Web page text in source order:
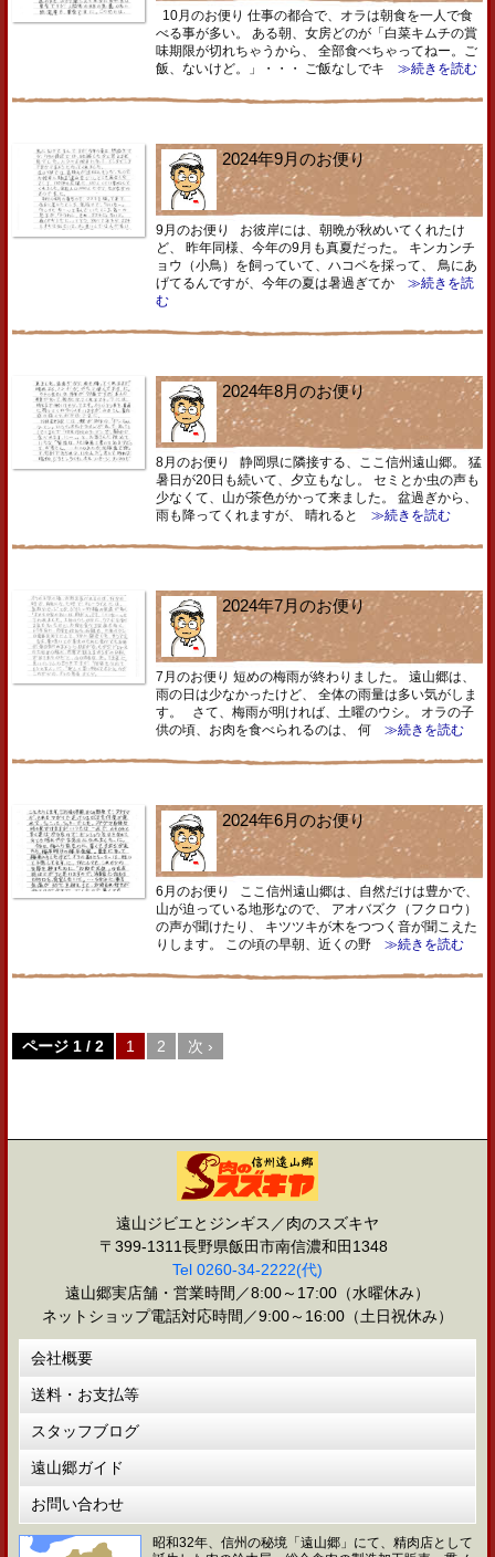
10月のお便り 仕事の都合で、オラは朝食を一人で食
べる事が多い。 ある朝、女房どのが「白菜キムチの賞
味期限が切れちゃうから、 全部食べちゃってねー。ご
飯、ないけど。」・・・ ご飯なしでキ
≫続きを読む
2024年9月のお便り
9月のお便り お彼岸には、朝晩が秋めいてくれたけ
ど、 昨年同様、今年の9月も真夏だった。 キンカンチ
ョウ（小鳥）を飼っていて、ハコベを採って、 鳥にあ
げてるんですが、今年の夏は暑過ぎてか ≫続きを読
む
2024年8月のお便り
8月のお便り 静岡県に隣接する、ここ信州遠山郷。 猛
暑日が20日も続いて、夕立もなし。 セミとか虫の声も
少なくて、山が茶色がかって来ました。 盆過ぎから、
雨も降ってくれますが、 晴れると
≫続きを読む
2024年7月のお便り
7月のお便り 短めの梅雨が終わりました。 遠山郷は、
雨の日は少なかったけど、 全体の雨量は多い気がしま
す。 さて、梅雨が明ければ、土曜のウシ。 オラの子
供の頃、お肉を食べられるのは、 何 ≫続きを読む
2024年6月のお便り
6月のお便り ここ信州遠山郷は、自然だけは豊かで、
山が迫っている地形なので、 アオバズク（フクロウ）
の声が聞けたり、 キツツキが木をつつく音が聞こえた
りします。 この頃の早朝、近くの野 ≫続きを読む
ページ 1 / 2 1 2 次 ›
遠山ジビエとジンギス／肉のスズキヤ
〒399-1311長野県飯田市南信濃和田1348
Tel 0260-34-2222(代)
遠山郷実店舗・営業時間／8:00～17:00（水曜休み）
ネットショップ電話対応時間／9:00～16:00（土日祝休み）
会社概要
送料・お支払等
スタッフブログ
遠山郷ガイド
お問い合わせ
昭和32年、信州の秘境「遠山郷」にて、精肉店として